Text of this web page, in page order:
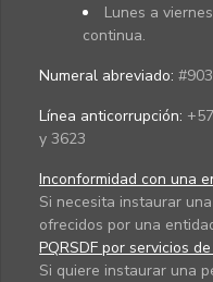
Lunes a
continua.
Numeral abreviado:
Línea anticorrupción:
y 3623
Inconformidad con una
Si necesita instaurar
ofrecidos por una
PQRSDF por servicios
Si quiere instaurar una